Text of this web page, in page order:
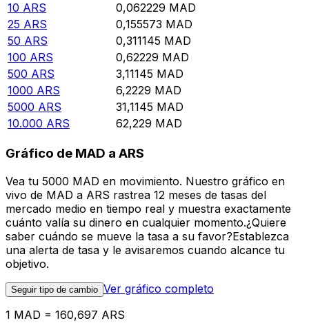
10 ARS 0,062229 MAD
25 ARS 0,155573 MAD
50 ARS 0,311145 MAD
100 ARS 0,62229 MAD
500 ARS 3,11145 MAD
1000 ARS 6,2229 MAD
5000 ARS 31,1145 MAD
10.000 ARS 62,229 MAD
Gráfico de MAD a ARS
Vea tu 5000 MAD en movimiento. Nuestro gráfico en
vivo de MAD a ARS rastrea 12 meses de tasas del
mercado medio en tiempo real y muestra exactamente
cuánto valía su dinero en cualquier momento.¿Quiere
saber cuándo se mueve la tasa a su favor?Establezca
una alerta de tasa y le avisaremos cuando alcance tu
objetivo.
Seguir tipo de cambio Ver gráfico completo
1 MAD = 160,697 ARS